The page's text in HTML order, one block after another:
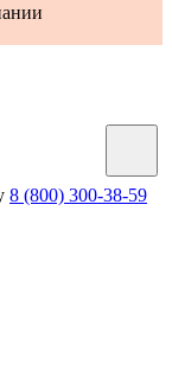
8 (800) 300-38-59